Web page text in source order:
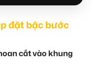
đặt bậc bước
cắt vào khung